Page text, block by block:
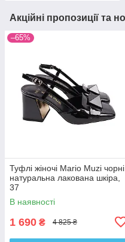
Акційні пропозиції та
–65%
Туфлі жіночі Mario Muzi чорні
натуральна лакована шкіра,
37
В наявності
1 690 ₴ 4 825 ₴